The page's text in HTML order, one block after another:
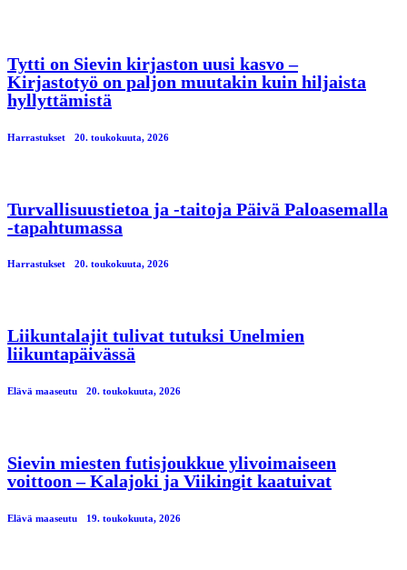
Tytti on Sievin kirjaston uusi kasvo –
Kirjastotyö on paljon muutakin kuin hiljaista
hyllyttämistä
Harrastukset 20. toukokuuta, 2026
Turvallisuustietoa ja -taitoja Päivä Paloasemalla
-tapahtumassa
Harrastukset 20. toukokuuta, 2026
Liikuntalajit tulivat tutuksi Unelmien
liikuntapäivässä
Elävä maaseutu 20. toukokuuta, 2026
Sievin miesten futisjoukkue ylivoimaiseen
voittoon – Kalajoki ja Viikingit kaatuivat
Elävä maaseutu 19. toukokuuta, 2026